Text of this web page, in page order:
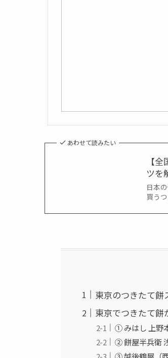
あわせて読みたい
【
ツを
日本
買う
東京のつきたて餅
東京でつきたて餅
① みはし 上野
② 餅屋半兵衛